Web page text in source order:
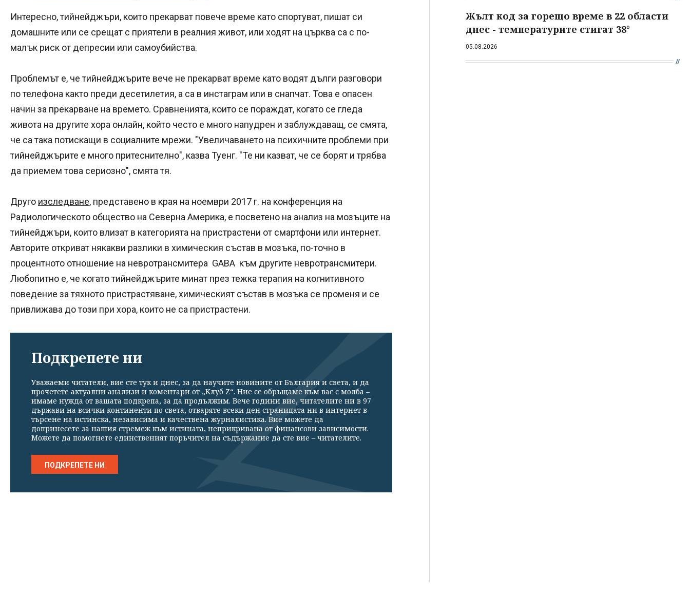
Интересно, тийнейджъри, които прекарват повече време като спортуват, пишат си
домашните или се срещат с приятели в реалния живот, или ходят на църква са с по-
малък риск от депресии или самоубийства.
Проблемът е, че тийнейджърите вече не прекарват време като водят дълги разговори
по телефона както преди десетилетия, а са в инстаграм или в снапчат. Това е опасен
начин за прекарване на времето. Сравненията, които се пораждат, когато се гледа
живота на другите хора онлайн, който често е много напудрен и заблуждаващ, се смята,
че са така потискащи в социалните мрежи. "Увеличаването на психичните проблеми при
тийнейджърите е много притеснително", казва Туенг. "Те ни казват, че се борят и трябва
да приемем това сериозно", смята тя.
Друго изследване, представено в края на ноември 2017 г. на конференция на
Радиологическото общество на Северна Америка, е посветено на анализ на мозъците на
тийнейджъри, които влизат в категорията на пристрастени от смартфони или интернет.
Авторите откриват някакви разлики в химическия състав в мозъка, по-точно в
процентното отношение на невротрансмитера GABA към другите невротрансмитери.
Любопитно е, че когато тийнейджърите минат през тежка терапия на когнитивното
поведение за тяхното пристрастяване, химическият състав в мозъка се променя и се
привлижава до този при хора, които не са пристрастени.
Подкрепете ни
Уважаеми читатели, вие сте тук и днес, за да научите новините от България и света, и да
прочетете актуални анализи и коментари от „Клуб Z“. Ние се обръщаме към вас с молба –
имаме нужда от вашата подкрепа, за да продължим. Вече години вие, читателите ни в 97
държави на всички континенти по света, отваряте всеки ден страницата ни в интернет в
търсене на истинска, независима и качествена журналистика. Вие можете да
допринесете за нашия стремеж към истината, неприкривана от финансови зависимости.
Можете да помогнете единственият поръчител на съдържание да сте вие – читателите.
ПОДКРЕПЕТЕ НИ
Жълт код за горещо време в 22 области
днес - температурите стигат 38°
05.08.2026